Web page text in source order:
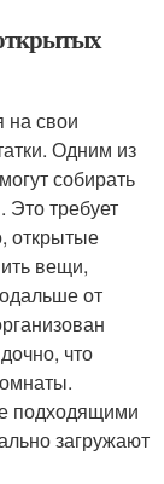
свои
Одним из
собирать
требует
открытые
вещи,
от
что
подходящими
загружают